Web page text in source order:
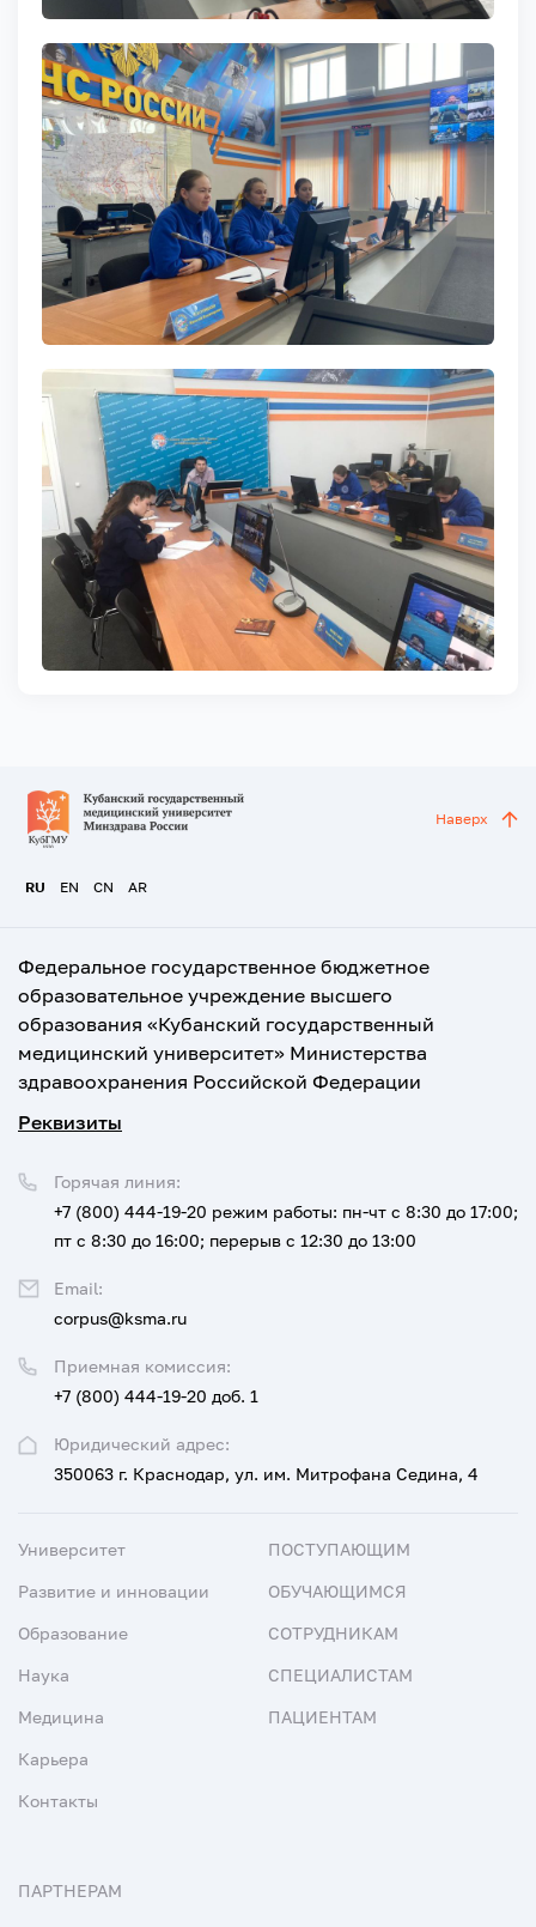
RU EN CN AR
Наверх
Федеральное государственное бюджетное
образовательное учреждение высшего
образования «Кубанский государственный
медицинский университет» Министерства
здравоохранения Российской Федерации
Реквизиты
Юридический адрес:
350063 г. Краснодар, ул. им. Митрофана Седина, 4
Приемная комиссия:
+7 (800) 444-19-20 доб. 1
Горячая линия:
+7 (800) 444-19-20 режим работы: пн-чт с 8:30 до 17:00;
пт с 8:30 до 16:00; перерыв с 12:30 до 13:00
Email:
corpus@ksma.ru
Университет
Развитие и инновации
Образование
Наука
Медицина
Карьера
Контакты
ПОСТУПАЮЩИМ
ОБУЧАЮЩИМСЯ
СОТРУДНИКАМ
СПЕЦИАЛИСТАМ
ПАЦИЕНТАМ
ПАРТНЕРАМ